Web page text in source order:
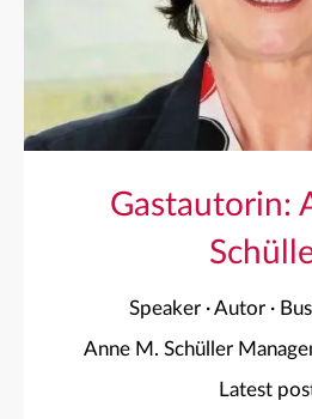
Gastautorin:
Speaker · Autor ·
Anne M. Schüller
Latest